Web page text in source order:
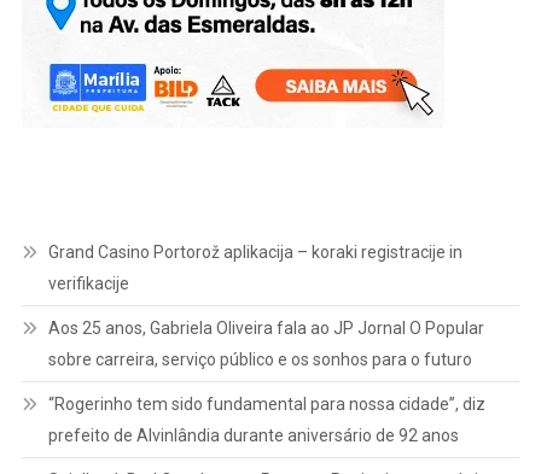
Grand Casino Portorož aplikacija – koraki registracije in
verifikacije
Aos 25 anos, Gabriela Oliveira fala ao JP Jornal O Popular
sobre carreira, serviço público e os sonhos para o futuro
“Rogerinho tem sido fundamental para nossa cidade”, diz
prefeito de Alvinlândia durante aniversário de 92 anos